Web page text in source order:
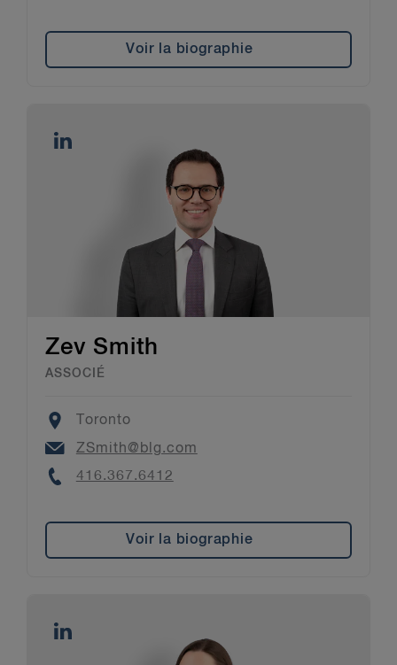
Voir la biographie
Zev Smith
ASSOCIÉ
Location
Toronto
Email
ZSmith@blg.com
Phone
416.367.6412
Voir la biographie